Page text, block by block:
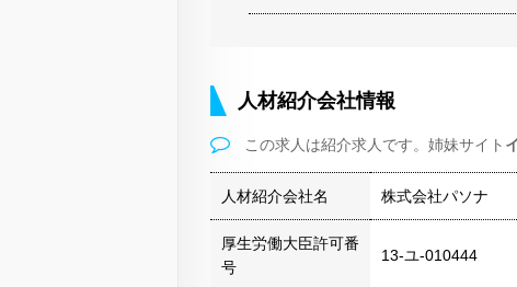
人材紹介会社情報
この求人は紹介求人です。姉妹サイト
人材紹介会社名 株式会社パソナ
厚生労働大臣許可番
号
13-ユ-010444